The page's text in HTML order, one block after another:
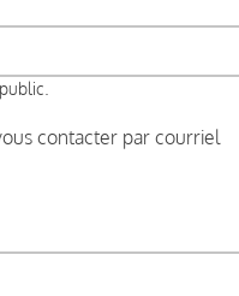
contacter par courriel